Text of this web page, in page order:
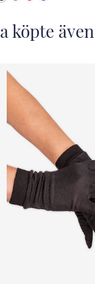
köpte även